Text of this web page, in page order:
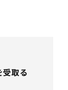
取る